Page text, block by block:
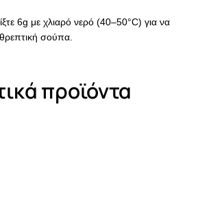
6g με χλιαρό νερό (40–50°C) για να
σούπα.
προϊόντα